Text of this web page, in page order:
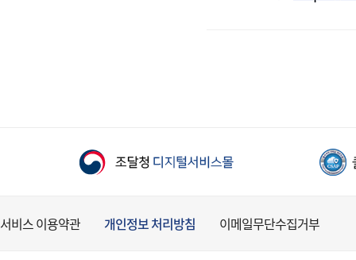
서비스 이용약관 개인정보 처리방침 이메일무단수집거부